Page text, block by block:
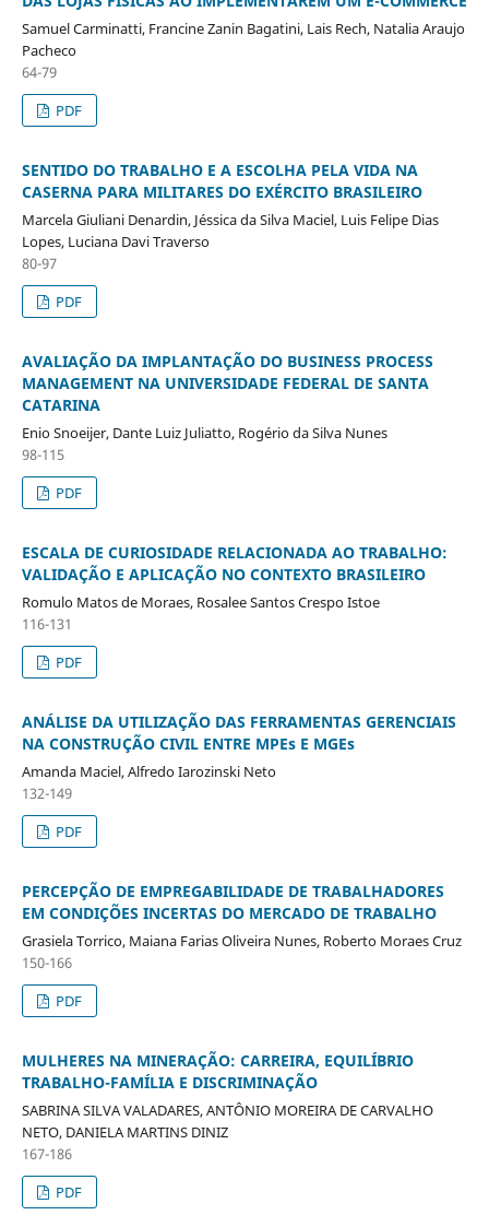
Samuel Carminatti, Francine Zanin Bagatini, Lais Rech, Natalia Araujo
Pacheco
64-79
PDF
SENTIDO DO TRABALHO E A ESCOLHA PELA VIDA NA
CASERNA PARA MILITARES DO EXÉRCITO BRASILEIRO
Marcela Giuliani Denardin, Jéssica da Silva Maciel, Luis Felipe Dias
Lopes, Luciana Davi Traverso
80-97
PDF
AVALIAÇÃO DA IMPLANTAÇÃO DO BUSINESS PROCESS
MANAGEMENT NA UNIVERSIDADE FEDERAL DE SANTA
CATARINA
Enio Snoeijer, Dante Luiz Juliatto, Rogério da Silva Nunes
98-115
PDF
ESCALA DE CURIOSIDADE RELACIONADA AO TRABALHO:
VALIDAÇÃO E APLICAÇÃO NO CONTEXTO BRASILEIRO
Romulo Matos de Moraes, Rosalee Santos Crespo Istoe
116-131
PDF
ANÁLISE DA UTILIZAÇÃO DAS FERRAMENTAS GERENCIAIS
NA CONSTRUÇÃO CIVIL ENTRE MPEs E MGEs
Amanda Maciel, Alfredo Iarozinski Neto
132-149
PDF
PERCEPÇÃO DE EMPREGABILIDADE DE TRABALHADORES
EM CONDIÇÕES INCERTAS DO MERCADO DE TRABALHO
Grasiela Torrico, Maiana Farias Oliveira Nunes, Roberto Moraes Cruz
150-166
PDF
MULHERES NA MINERAÇÃO: CARREIRA, EQUILÍBRIO
TRABALHO-FAMÍLIA E DISCRIMINAÇÃO
SABRINA SILVA VALADARES, ANTÔNIO MOREIRA DE CARVALHO
NETO, DANIELA MARTINS DINIZ
167-186
PDF